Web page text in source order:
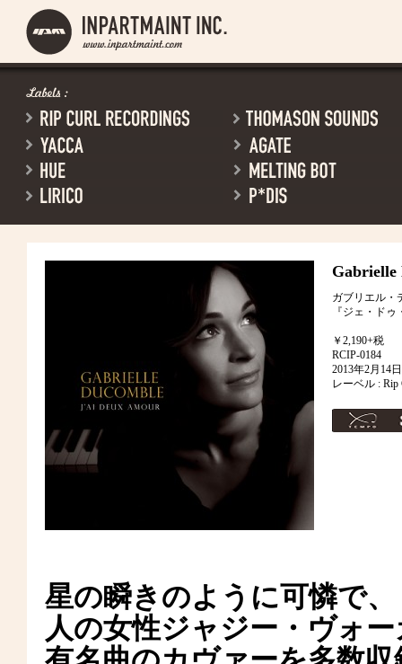
Gabrielle
ガブリエル・
『ジェ・ド
￥2,190+税
RCIP-0184
2013年2月14
レーベル : Rip
星の瞬きのように可憐で
人の女性ジャジー・ヴォ